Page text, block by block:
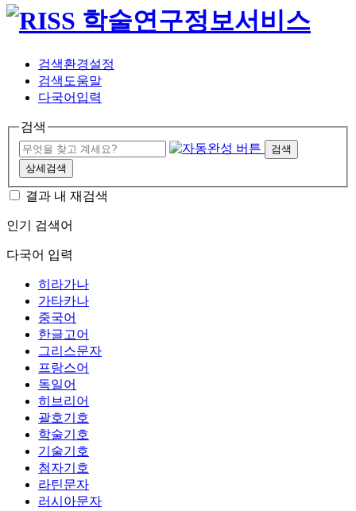
검색환경설정
검색도움말
다국어입력
검색
검색
상세검색
결과 내 재검색
인기 검색어
다국어 입력
히라가나
가타카나
중국어
한글고어
그리스문자
프랑스어
독일어
히브리어
괄호기호
학술기호
기술기호
첨자기호
라틴문자
러시아문자